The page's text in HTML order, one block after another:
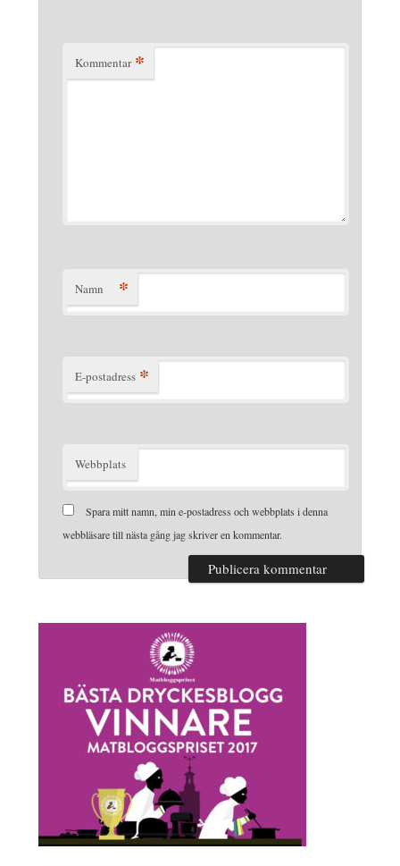
Kommentar *
Namn *
E-postadress *
Webbplats
Spara mitt namn, min e-postadress och webbplats i denna
webbläsare till nästa gång jag skriver en kommentar.